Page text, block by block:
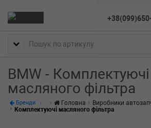
BMW - Комплектуючі
масляного фільтра
Бренди Головна Виробники
Комплектуючі масляного фільтра